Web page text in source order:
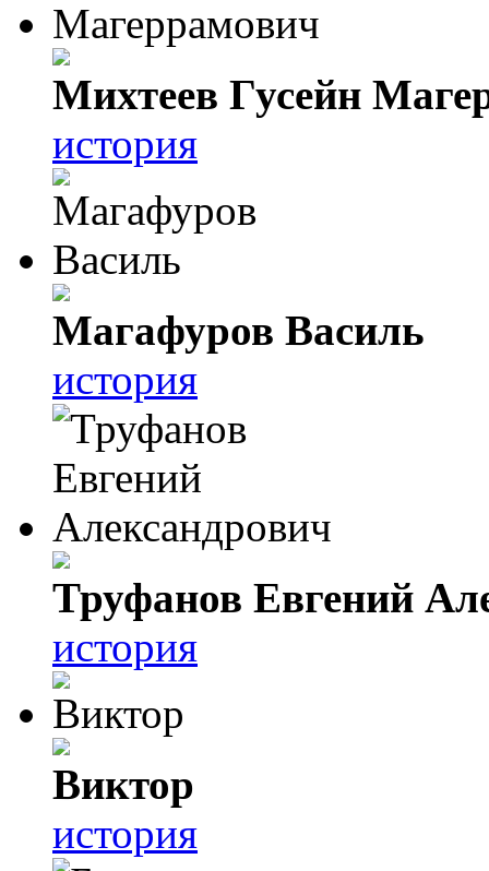
Михтеев Гусейн
история
Магафуров Василь
история
Труфанов Евгений
история
Виктор
история